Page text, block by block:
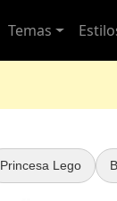
Temas
Princesa Lego